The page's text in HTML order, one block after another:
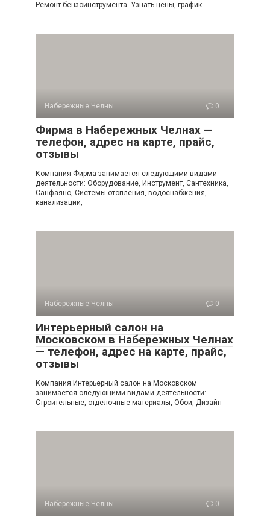
Ремонт бензоинструмента. Узнать цены, график
Набережные Челны 0
Фирма в Набережных Челнах —
телефон, адрес на карте, прайс,
отзывы
Компания Фирма занимается следующими видами
деятельности: Оборудование, Инструмент, Сантехника,
Санфаянс, Системы отопления, водоснабжения,
канализации,
Набережные Челны 0
Интерьерный салон на
Московском в Набережных Челнах
— телефон, адрес на карте, прайс,
отзывы
Компания Интерьерный салон на Московском
занимается следующими видами деятельности:
Строительные, отделочные материалы, Обои, Дизайн
Набережные Челны 0